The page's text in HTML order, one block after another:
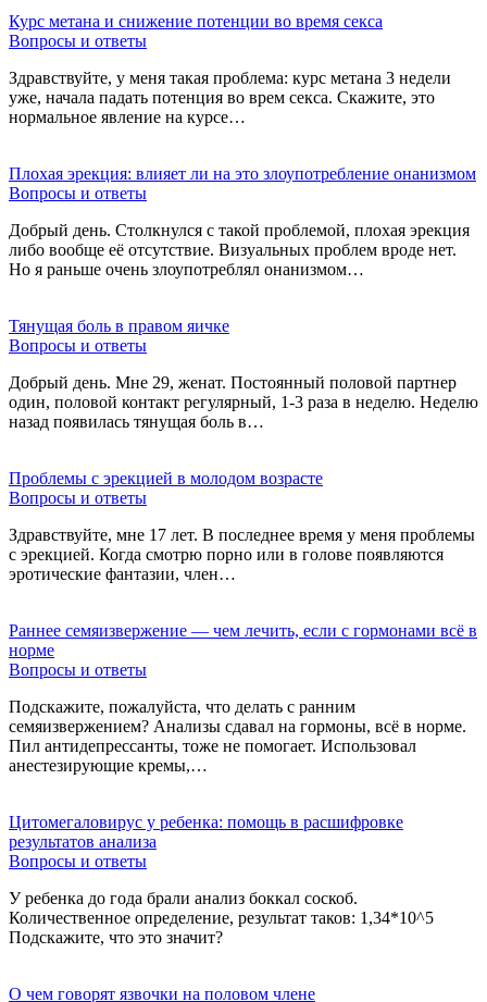
Курс метана и снижение потенции во время секса
Вопросы и ответы
Здравствуйте, у меня такая проблема: курс метана 3 недели
уже, начала падать потенция во врем секса. Скажите, это
нормальное явление на курсе…
Плохая эрекция: влияет ли на это злоупотребление онанизмом
Вопросы и ответы
Добрый день. Столкнулся с такой проблемой, плохая эрекция
либо вообще её отсутствие. Визуальных проблем вроде нет.
Но я раньше очень злоупотреблял онанизмом…
Тянущая боль в правом яичке
Вопросы и ответы
Добрый день. Мне 29, женат. Постоянный половой партнер
один, половой контакт регулярный, 1-3 раза в неделю. Неделю
назад появилась тянущая боль в…
Проблемы с эрекцией в молодом возрасте
Вопросы и ответы
Здравствуйте, мне 17 лет. В последнее время у меня проблемы
с эрекцией. Когда смотрю порно или в голове появляются
эротические фантазии, член…
Раннее семяизвержение — чем лечить, если с гормонами всё в
норме
Вопросы и ответы
Подскажите, пожалуйста, что делать с ранним
семяизвержением? Анализы сдавал на гормоны, всё в норме.
Пил антидепрессанты, тоже не помогает. Использовал
анестезирующие кремы,…
Цитомегаловирус у ребенка: помощь в расшифровке
результатов анализа
Вопросы и ответы
У ребенка до года брали анализ боккал соскоб.
Количественное определение, результат таков: 1,34*10^5
Подскажите, что это значит?
О чем говорят язвочки на половом члене